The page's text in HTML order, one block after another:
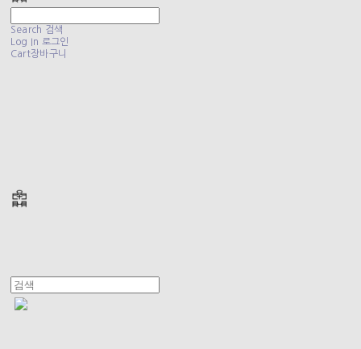
Search 검색
Log In 로그인
Cart장바구니